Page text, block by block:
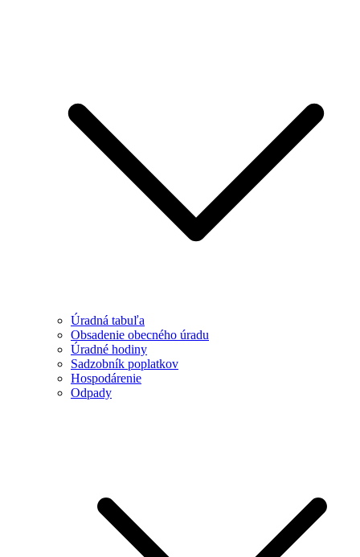
Úradná tabuľa
Obsadenie obecného úradu
Úradné hodiny
Sadzobník poplatkov
Hospodárenie
Odpady